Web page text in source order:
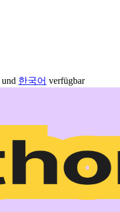
und 한국어 verfügbar